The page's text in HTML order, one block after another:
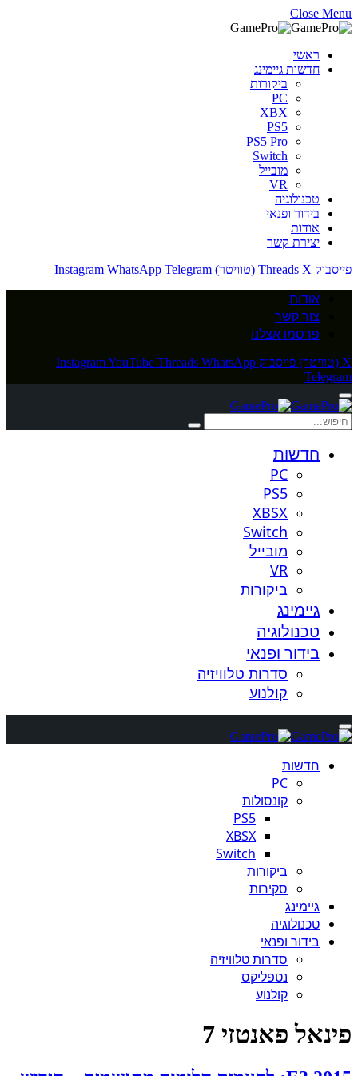
Close Menu
ראשי
חדשות גיימינג
ביקורות
PC
XBX
PS5
PS5 Pro
Switch
מובייל
VR
טכנולוגיה
בידור ופנאי
אודות
יצירת קשר
פייסבוק
Threads X (טוויטר) Instagram WhatsApp Telegram
אודות
צור קשר
פרסמו אצלנו
X (טוויטר) פייסבוק InstagramYouTube Threads WhatsApp
Telegram
חדשות
PC
PS5
XBSX
Switch
מובייל
VR
ביקורות
גיימינג
טכנולוגיה
בידור ופנאי
סדרות טלוויזיה
קולנוע
חדשות
PC
קונסולות
PS5
XBSX
Switch
ביקורות
סקירות
גיימינג
טכנולוגיה
בידור ופנאי
סדרות טלוויזיה
נטפליקס
קולנוע
פינאל פאנטזי 7